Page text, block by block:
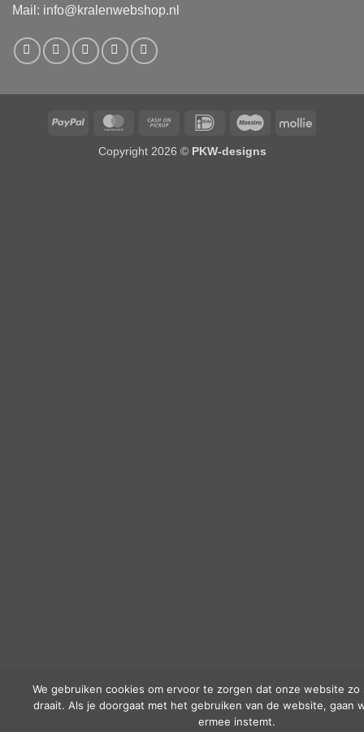
Mail: info@kralenwebshop.nl
PayPal MasterCardCash
Pickup
IDeal Maestro Mollie
Copyright 2026 © PKW-designs
We gebruiken cookies om ervoor te zorgen dat onze website zo
draait. Als je doorgaat met het gebruiken van de website, gaan
ermee instemt.